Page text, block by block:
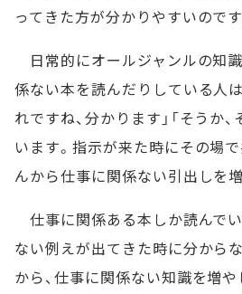
ってきた方が分かりやすいのです
日常的にオールジャンルの知
係ない本を読んだりしている人は
れですね、分かります」「そうか
います。指示が来た時にその場
んから仕事に関係ない引出しを
仕事に関係ある本しか読んで
ない例えが出てきた時に分から
から、仕事に関係ない知識を増